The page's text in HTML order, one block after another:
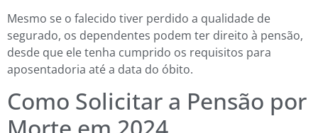
Mesmo se o falecido tiver perdido a qualidade de
segurado, os dependentes podem ter direito à pensão,
desde que ele tenha cumprido os requisitos para
aposentadoria até a data do óbito.
Como Solicitar a Pensão por